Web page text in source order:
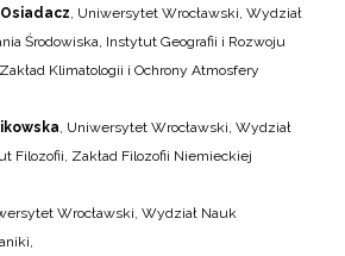
, Uniwersytet Wrocławski, Wydział
Środowiska, Instytut Geografii i Rozwoju
Klimatologii i Ochrony Atmosfery
, Uniwersytet Wrocławski, Wydział
Filozofii, Zakład Filozofii Niemieckiej
Wrocławski, Wydział Nauk